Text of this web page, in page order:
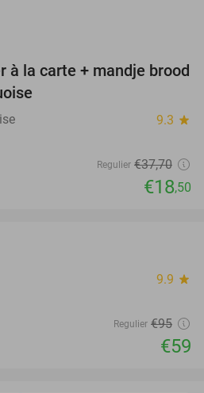
51%
à la carte + mandje brood
9.3 star
Regulier €37,70
€18,50
9.9 star
Regulier €95
€59